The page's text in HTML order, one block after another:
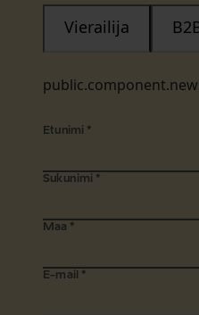
Vierailija
Etunimi *
Sukunimi *
Maa *
E-mail *